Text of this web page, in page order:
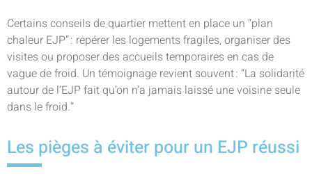
Certains conseils de quartier mettent en place un “plan
chaleur EJP” : repérer les logements fragiles, organiser des
visites ou proposer des accueils temporaires en cas de
vague de froid. Un témoignage revient souvent : “La solidarité
autour de l’EJP fait qu’on n’a jamais laissé une voisine seule
dans le froid.”
Les pièges à éviter pour un EJP réussi